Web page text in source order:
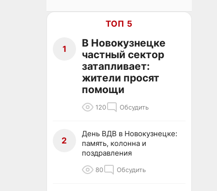
ТОП 5
1
В Новокузнецке
частный сектор
затапливает:
жители просят
помощи
120 Обсудить
2
День ВДВ в Новокузнецке:
память, колонна и
поздравления
80 Обсудить